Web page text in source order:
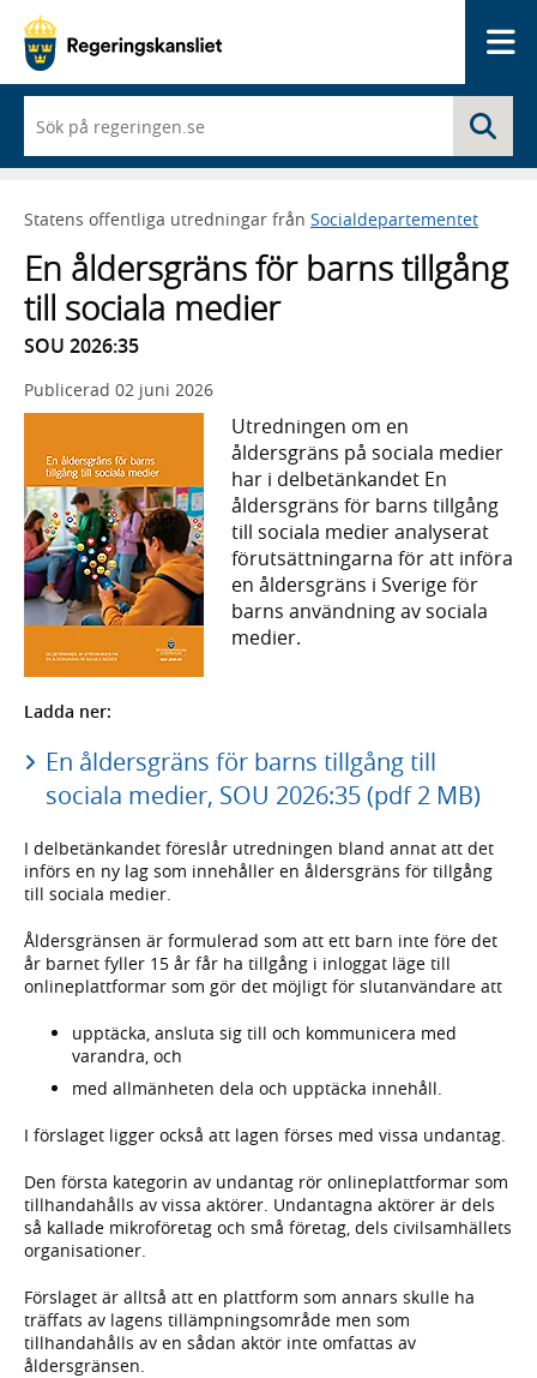
du
börjar
skriva
framträder
lista
med
sökförslag
Statens offentliga utredningar från Socialdepartementet
En åldersgräns för barns tillgång
till sociala medier
SOU 2026:35
Publicerad 02 juni 2026
Utredningen om en
åldersgräns på sociala medier
har i delbetänkandet En
åldersgräns för barns tillgång
till sociala medier analyserat
förutsättningarna för att införa
en åldersgräns i Sverige för
barns användning av sociala
medier.
Ladda ner:
En åldersgräns för barns tillgång till
sociala medier, SOU 2026:35 (pdf 2 MB)
I delbetänkandet föreslår utredningen bland annat att det
införs en ny lag som innehåller en åldersgräns för tillgång
till sociala medier.
Åldersgränsen är formulerad som att ett barn inte före det
år barnet fyller 15 år får ha tillgång i inloggat läge till
onlineplattformar som gör det möjligt för slutanvändare att
upptäcka, ansluta sig till och kommunicera med
varandra, och
med allmänheten dela och upptäcka innehåll.
I förslaget ligger också att lagen förses med vissa undantag.
Den första kategorin av undantag rör onlineplattformar som
tillhandahålls av vissa aktörer. Undantagna aktörer är dels
så kallade mikroföretag och små företag, dels civilsamhällets
organisationer.
Förslaget är alltså att en plattform som annars skulle ha
träffats av lagens tillämpningsområde men som
tillhandahålls av en sådan aktör inte omfattas av
åldersgränsen.